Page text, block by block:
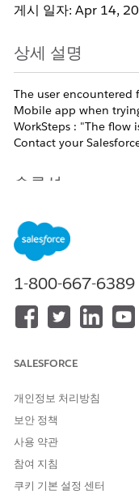
게시 일자: Apr 14,
상세 설명
The user encountered
Mobile app when
WorkSteps : "The
Contact your
솔루션
Cause:The
not Visible and not
- Go to Setup > Object
- Go to Fields &
- Open"Process Type"
for all Profiles.
- Now click on"View
- In the dropbox, select
- Select the profile >
on the hidden link
- Make sure "Visible"
1-800-667-6389
SALESFORCE
개인정보 처리방침
보안 정책
사용 약관
참여 지침
쿠키 기본 설정 센터